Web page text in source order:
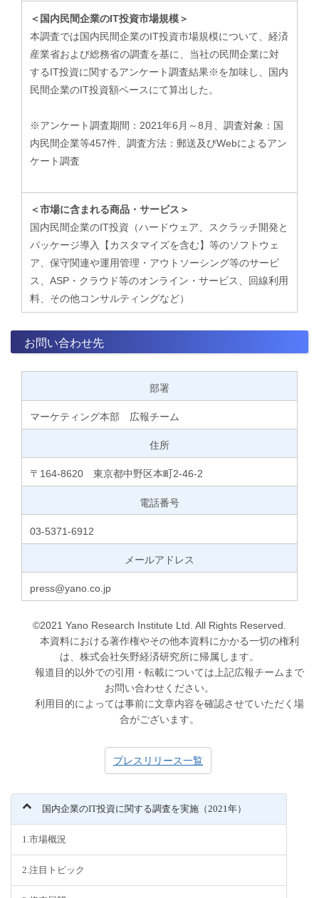
＜国内民間企業のIT投資市場規模＞
本調査では国内民間企業のIT投資市場規模について、経済
産業省および総務省の調査を基に、当社の民間企業に対
するIT投資に関するアンケート調査結果※を加味し、国内
民間企業のIT投資額ベースにて算出した。
​※アンケート調査期間：2021年6月～8月、調査対象：国
内民間企業等457件、調査方法：郵送及びWebによるアン
ケート調査
＜市場に含まれる商品・サービス＞
国内民間企業のIT投資（ハードウェア、スクラッチ開発と
パッケージ導入【カスタマイズを含む】等のソフトウェ
ア、保守関連や運用管理・アウトソーシング等のサービ
ス、ASP・クラウド等のオンライン・サービス、回線利用
料、その他コンサルティングなど）
お問い合わせ先
部署
マーケティング本部 広報チーム
住所
〒164-8620 東京都中野区本町2-46-2
電話番号
03-5371-6912
メールアドレス
press@yano.co.jp
©2021 Yano Research Institute Ltd. All Rights Reserved.
本資料における著作権やその他本資料にかかる一切の権利
は、株式会社矢野経済研究所に帰属します。
報道目的以外での引用・転載については上記広報チームまで
お問い合わせください。
利用目的によっては事前に文章内容を確認させていただく場
合がございます。
プレスリリース一覧
国内企業のIT投資に関する調査を実施（2021年）
1.市場概況
2.注目トピック